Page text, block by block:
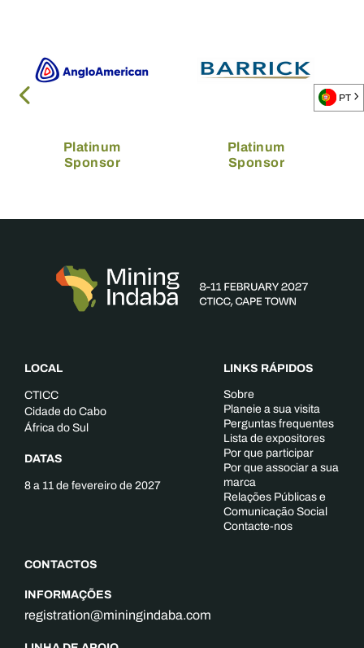
Platinum
Sponsor
Platinum
Sponsor
LOCAL
CTICC
Cidade do Cabo
África do Sul
DATAS
8 a 11 de fevereiro de 2027
CONTACTOS
INFORMAÇÕES
registration@miningindaba.com
LINKS RÁPIDOS
Sobre
Planeie a sua visita
Perguntas frequentes
Lista de expositores
Por que participar
Por que associar a sua
marca
Relações Públicas e
Comunicação Social
Contacte-nos
PT